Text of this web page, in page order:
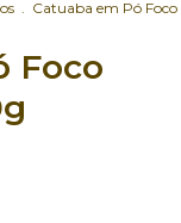
. Catuaba em Pó Foco
Foco